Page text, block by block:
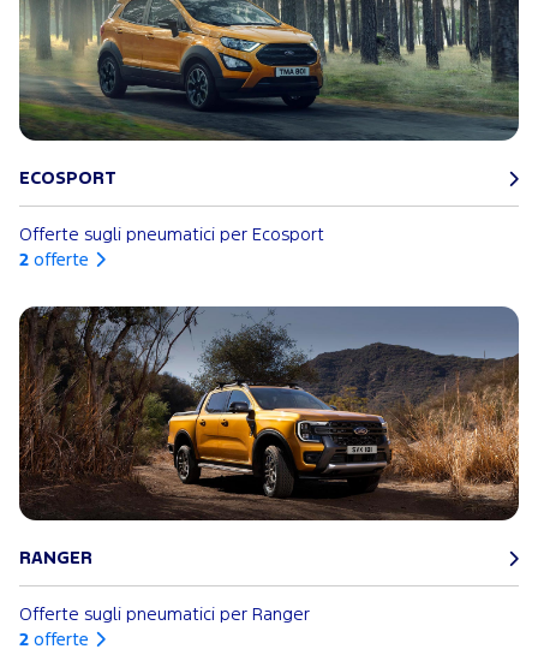
ECOSPORT
Offerte sugli pneumatici per Ecosport
2 offerte
RANGER
Offerte sugli pneumatici per Ranger
2 offerte